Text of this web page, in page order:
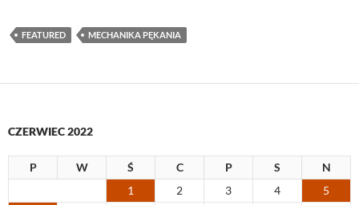
FEATURED MECHANIKA PĘKANIA
CZERWIEC 2022
P W Ś C P S
N
1
2 3 4
5